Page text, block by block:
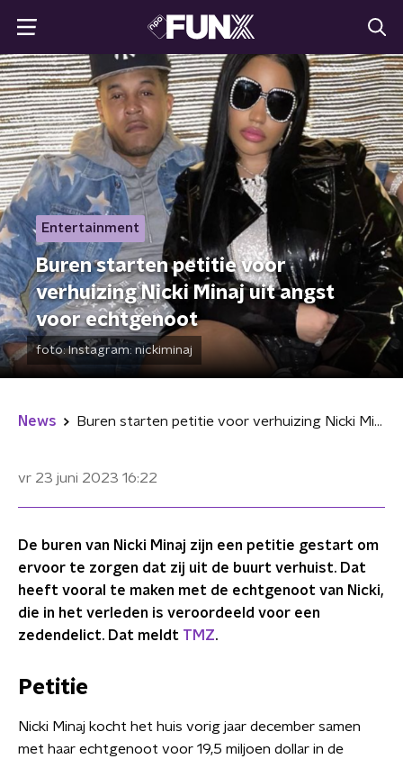
Entertainment
Buren starten petitie voor
verhuizing Nicki Minaj uit angst
voor echtgenoot
foto:Instagram: nickiminaj
News Buren starten petitie voor verhuizing Nicki Minaj uit angst voor echtgenoot
vr 23 juni 2023 16:22
De buren van Nicki Minaj zijn een petitie gestart om
ervoor te zorgen dat zij uit de buurt verhuist. Dat
heeft vooral te maken met de echtgenoot van Nicki,
die in het verleden is veroordeeld voor een
zedendelict. Dat meldt TMZ.
Petitie
Nicki Minaj kocht het huis vorig jaar december samen
met haar echtgenoot voor 19,5 miljoen dollar in de